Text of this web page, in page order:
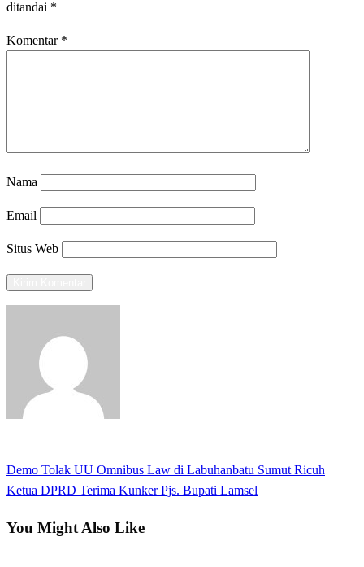
ditandai *
Komentar *
Nama
Email
Situs Web
Navigasi
Previous
Post
Demo Tolak UU Omnibus Law di Labuhanbatu Sumut Ricuh
Next
Ketua DPRD Terima Kunker Pjs. Bupati Lamsel
You Might Also Like